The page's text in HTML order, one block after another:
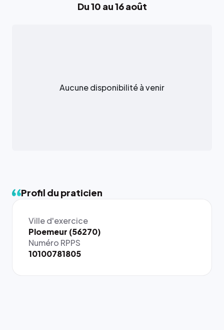
Du 10 au 16 août
Aucune disponibilité à venir
Profil du praticien
Ville d'exercice
Ploemeur (56270)
Numéro RPPS
10100781805
{# 40×40
: la taille
rendue par
`.profile-